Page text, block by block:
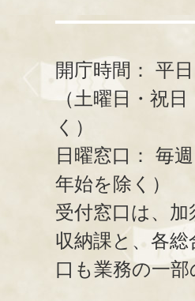
開庁時間： 平
（土曜日・祝
く）
日曜窓口： 毎
年始を除く）
受付窓口は、
収納課と、 各総
口も業務の一部